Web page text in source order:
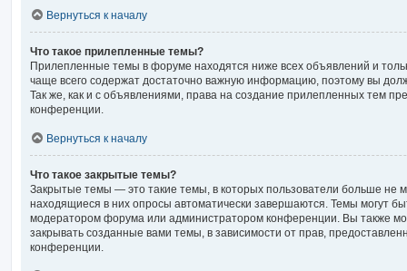
Вернуться к началу
Что такое прилепленные темы?
Прилепленные темы в форуме находятся ниже всех объявлений и
чаще всего содержат достаточно важную информацию, поэтому вы
Так же, как и с объявлениями, права на создание прилепленных тем
конференции.
Вернуться к началу
Что такое закрытые темы?
Закрытые темы — это такие темы, в которых пользователи больше не
находящиеся в них опросы автоматически завершаются. Темы могут
модератором форума или администратором конференции. Вы также
закрывать созданные вами темы, в зависимости от прав,
конференции.